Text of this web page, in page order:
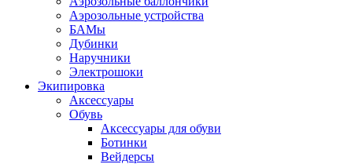
Аэрозольные устройства
БАМы
Дубинки
Наручники
Электрошоки
Экипировка
Аксессуары
Обувь
Аксессуары для обуви
Ботинки
Вейдерсы